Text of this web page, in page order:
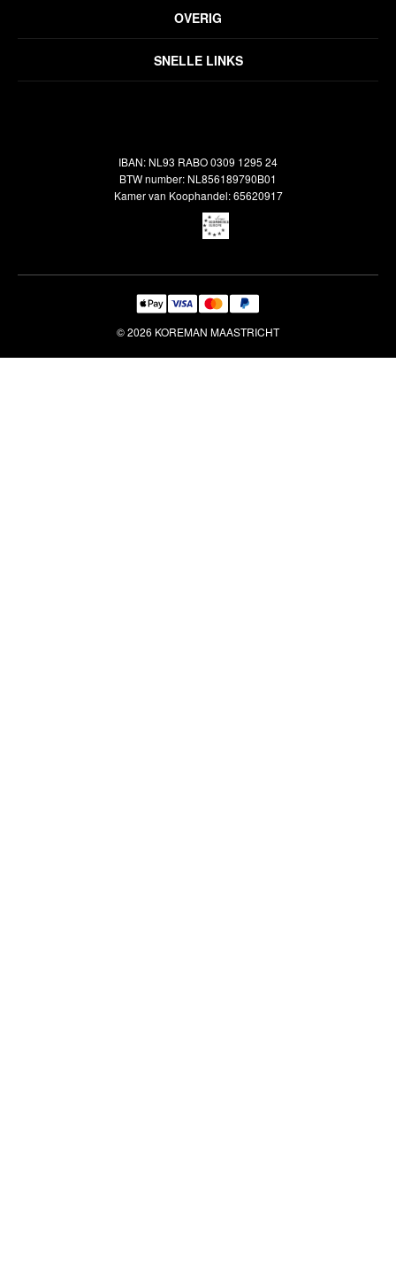
SNELLE LINKS
OVERIG
Inspiratie
Veelgestelde vragen
Disclaimer
Verzendbeleid
IBAN: NL93 RABO 0309 1295 24
BTW number: NL856189790B01
Kamer van Koophandel: 65620917
© 2026 KOREMAN MAASTRICHT